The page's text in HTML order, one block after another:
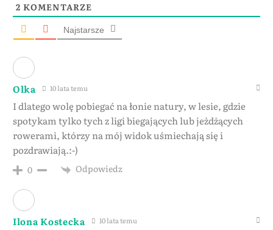
2 KOMENTARZE
Najstarsze
Olka 10 lata temu
I dlatego wolę pobiegać na łonie natury, w lesie, gdzie
spotykam tylko tych z ligi biegających lub jeżdżących
rowerami, którzy na mój widok uśmiechają się i
pozdrawiają.:-)
0 Odpowiedz
Ilona Kostecka 10 lata temu